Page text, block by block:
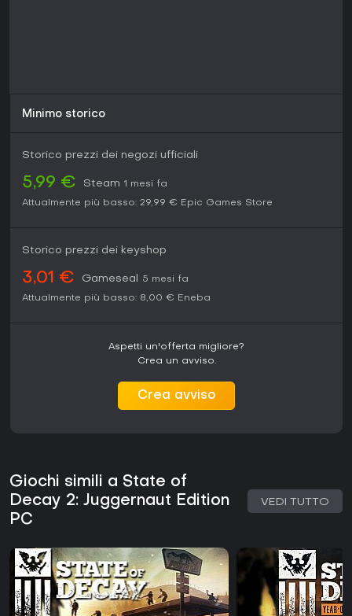
Minimo storico
Storico prezzi dei negozi ufficiali
5,99 € Steam 1 mesi fa
Attualmente più basso: 29,99 € Epic Games Store
Storico prezzi dei keyshop
3,01 € Gameseal
5 mesi fa
Attualmente più basso: 8,00 € Eneba
Aspetti un'offerta migliore?
Crea un avviso.
Crea avviso
Giochi simili a State of
Decay 2: Juggernaut Edition
PC
VEDI TUTTO